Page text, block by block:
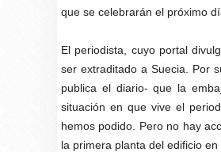
que se celebrarán el próximo
El periodista, cuyo portal
ser extraditado a Suecia. Por
publica el diario- que la
situación en que vive el
hemos podido. Pero no hay
la primera planta del edificio